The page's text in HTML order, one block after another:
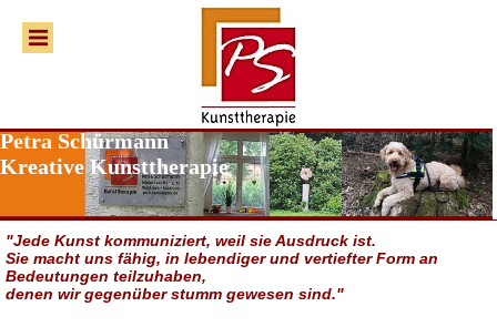
Petra Schürmann
Kreative Kunsttherapie
"Jede Kunst kommuniziert, weil sie Ausdruck ist.
Sie macht uns fähig, in lebendiger und vertiefter Form an
Bedeutungen teilzuhaben,
denen wir gegenüber stumm gewesen sind."